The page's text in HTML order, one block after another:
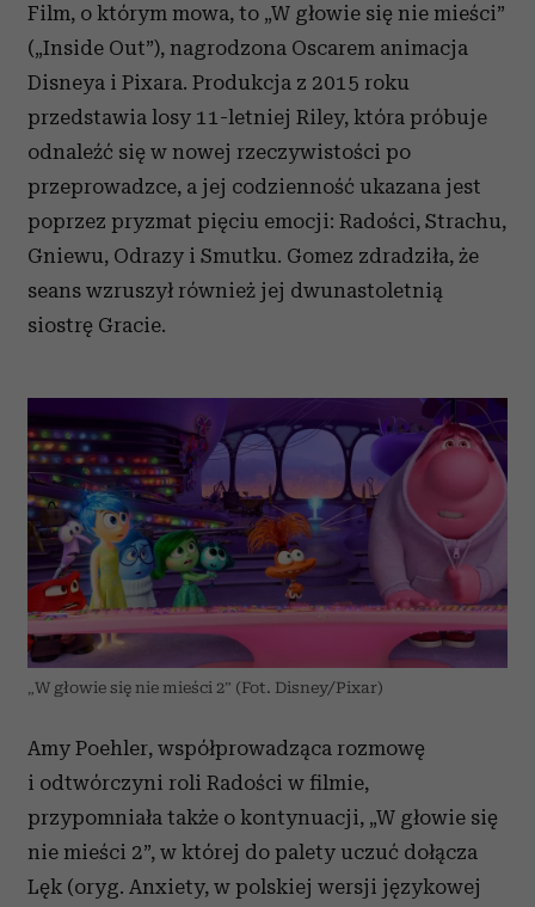
Film, o którym mowa, to „W głowie się nie mieści”
(„Inside Out”), nagrodzona Oscarem animacja
Disneya i Pixara. Produkcja z 2015 roku
przedstawia losy 11-letniej Riley, która próbuje
odnaleźć się w nowej rzeczywistości po
przeprowadzce, a jej codzienność ukazana jest
poprzez pryzmat pięciu emocji: Radości, Strachu,
Gniewu, Odrazy i Smutku. Gomez zdradziła, że
seans wzruszył również jej dwunastoletnią
siostrę Gracie.
„W głowie się nie mieści 2” (Fot. Disney/Pixar)
Amy Poehler, współprowadząca rozmowę
i odtwórczyni roli Radości w filmie,
przypomniała także o kontynuacji, „W głowie się
nie mieści 2”, w której do palety uczuć dołącza
Lęk (oryg. Anxiety, w polskiej wersji językowej